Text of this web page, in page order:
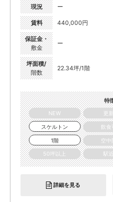
現況 ー
賃料 440,000円
保証金・
敷金
ー
坪面積/
階数
22.34坪/1階
特
NEW
更新
スケルトン
飲食
1階
空中
50坪以上
駅近
詳細を見る